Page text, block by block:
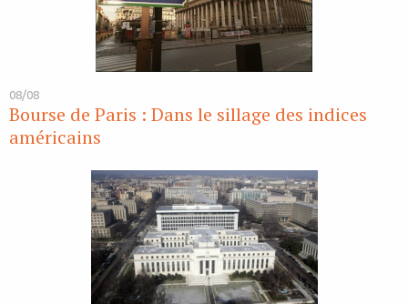
08/08
Bourse de Paris : Dans le sillage des indices
américains